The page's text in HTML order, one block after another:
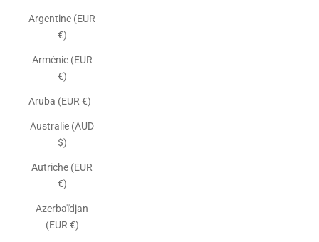
Argentine (EUR
€)
Arménie (EUR
€)
Aruba (EUR €)
Australie (AUD
$)
Autriche (EUR
€)
Azerbaïdjan
(EUR €)